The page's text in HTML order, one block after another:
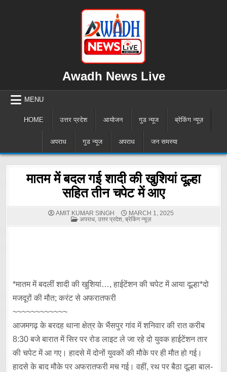
Awadh News Live
MENU
HOME उत्तर प्रदेश आयोजन गुड न्यूज ब्रेकिंग न्यूज़
अपराध गुड न्यूज अपराध जन समस्या
मातम में बदल गई शादी की खुशियां दूल्हा
सहित तीन चपेट में आए
AMIT KUMAR SINGH MARCH 1, 2025
POSTED
IN
अपराध, उत्तर प्रदेश, ब्रेकिंग न्यूज़
*मातम में बदलीं शादी की खुशियां…, हाईटेंशन की चपेट में आया दूल्हा*दो
मजदूरों की मौत; करंट से अफरातफरी
~~~~~~~~~~~~
आजमगढ़ के बरदह थाना क्षेत्र के भैंसपुर गांव में शनिवार की रात करीब
8:30 बजे बारात में सिर पर रोड लाइट ले जा रहे दो युवक हाईटेंशन तार
की चपेट में आ गए। हादसे में दोनों युवकों की मौके पर ही मौत हो गई।
हादसे के बाद मौके पर अफरातफरी मच गई। वहीं, रथ पर बैठा दूल्हा बाल-